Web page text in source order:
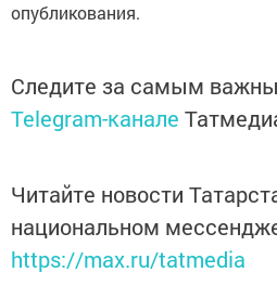
опубликования.
Следите за самым
Telegram-канале
Читайте новости
национальном
https://max.ru/tatmedia